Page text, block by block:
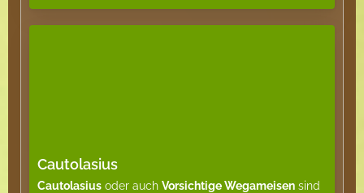
Cautolasius
Cautolasius oder auch Vorsichtige Wegameisen sind